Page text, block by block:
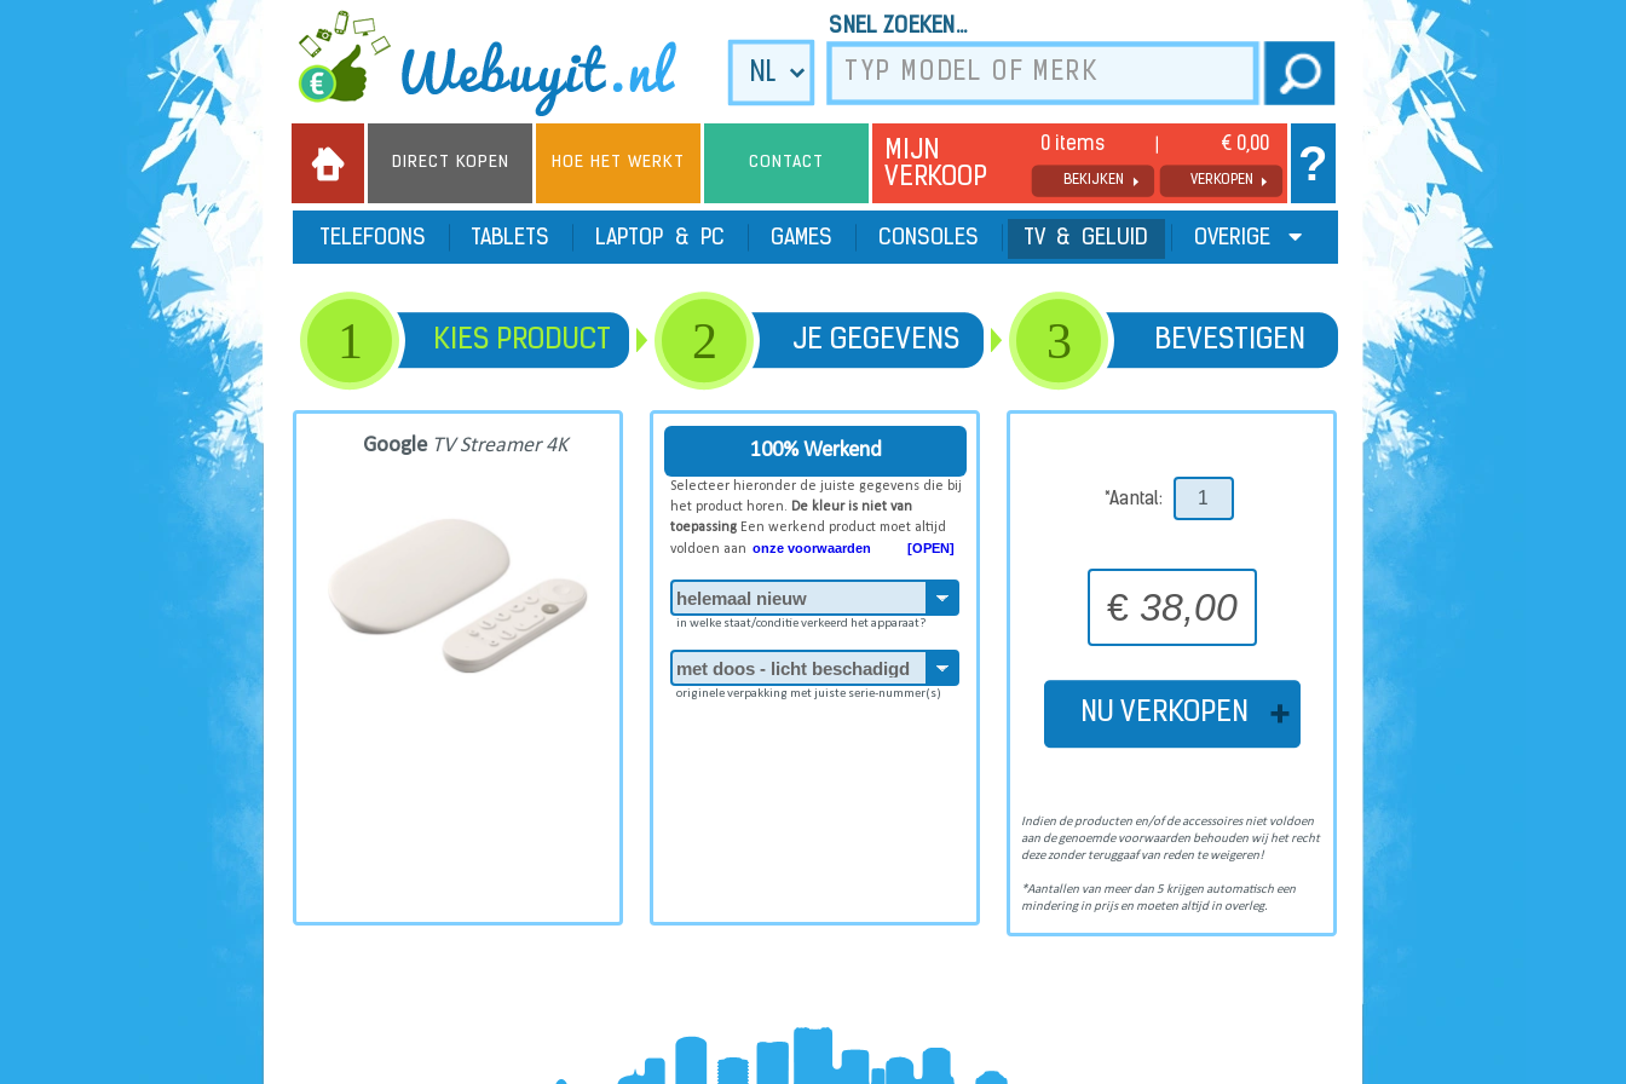
SNEL ZOEKEN...
DIRECT KOPEN HOE HET WERKT CONTACT
MIJN
VERKOOP
0 items € 0,00
BEKIJKEN VERKOPEN ?
TELEFOONS TABLETS LAPTOP & PC GAMES CONSOLES TV & GELUID OVERIGE
1 KIES PRODUCT 2 JE GEGEVENS 3 BEVESTIGEN
Google TV Streamer 4K 100% Werkend
Selecteer hieronder de juiste gegevens die bij
het product horen. De kleur is niet van
toepassing Een werkend product moet altijd
voldoen aan onze voorwaarden [OPEN]
in welke staat/conditie verkeerd het apparaat?
originele verpakking met juiste serie-nummer(s)
*Aantal:
€ 38,00
NU VERKOPEN
Indien de producten en/of de accessoires niet voldoen
aan de genoemde voorwaarden behouden wij het recht
deze zonder teruggaaf van reden te weigeren!
*Aantallen van meer dan 5 krijgen automatisch een
mindering in prijs en moeten altijd in overleg.